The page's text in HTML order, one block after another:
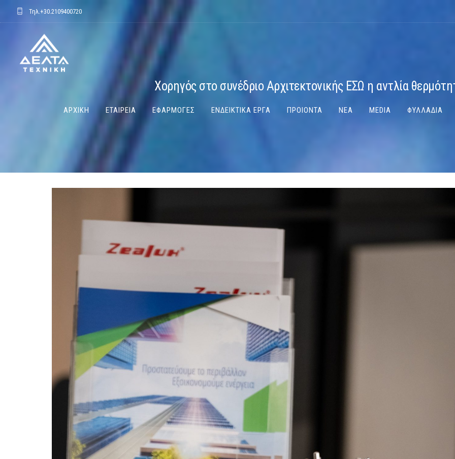
Τηλ.+30.2109400720
ΑΡΧΙΚΗ ΕΤΑΙΡΕΙΑ ΕΦΑΡΜΟΓΕΣ ΕΝΔΕΙΚΤΙΚΑ ΕΡΓΑ ΠΡΟΙΟΝΤΑ ΝΕΑ MEDIA ΦΥΛΛΑΔΙΑ
Χορηγός στο συνέδριο Αρχιτεκτονικής ΕΣΩ η αντλία